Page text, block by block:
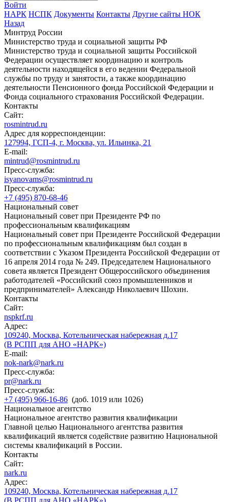
Войти
НАРК НСПК Документы Контакты Другие сайты НОК
Назад
Минтруд России
Министерство труда и социальной защиты РФ
Министерство труда и социальной защиты Российской
Федерации осуществляет координацию и контроль
деятельности находящейся в его ведении Федеральной
службы по труду и занятости, а также координацию
деятельности Пенсионного фонда Российской Федерации и
Фонда социального страхования Российской Федерации.
Контакты
Сайт:
rosmintrud.ru
Адрес для корреспонденции:
127994, ГСП-4, г. Москва, ул. Ильинка, 21
E-mail:
mintrud@rosmintrud.ru
Пресс-служба:
isyanovams@rosmintrud.ru
Пресс-служба:
+7 (495) 870-68-46
Национальный совет
Национальный совет при Президенте РФ по
профессиональным квалификациям
Национальный совет при Президенте Российской Федерации
по профессиональным квалификациям был создан в
соответствии с Указом Президента Российской Федерации от
16 апреля 2014 года № 249. Председателем Национального
совета является Президент Общероссийского объединения
работодателей «Российский союз промышленников и
предпринимателей» Александр Николаевич Шохин.
Контакты
Сайт:
nspkrf.ru
Адрес:
109240, Москва, Котельническая набережная д.17
(В РСПП для АНО «НАРК»)
E-mail:
nok-nark@nark.ru
Пресс-служба:
pr@nark.ru
Пресс-служба:
+7 (495) 966-16-86 (доб. 1019 или 1026)
Национальное агентство
Национальное агентство развития квалификации
Главной целью Национального агентства развития
квалификаций является содействие развитию Национальной
системы квалификаций в России.
Контакты
Сайт:
nark.ru
Адрес:
109240, Москва, Котельническая набережная д.17
(В РСПП для АНО «НАРК»)